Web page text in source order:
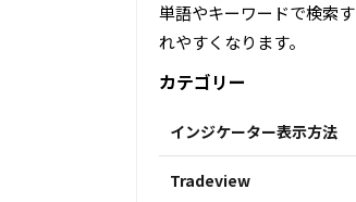
単語やキーワードで検索
れやすくなります。
カテゴリー
インジケーター表示方法
Tradeview